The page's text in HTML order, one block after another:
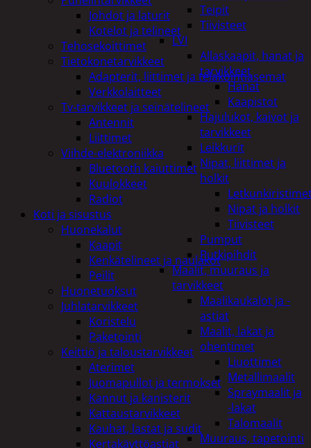
Teipit
Tiivisteet
LVI
Allaskaapit, hanat ja
tarvikkeet
Hanat
Kaapistot
Hajulukot, kaivot ja
tarvikkeet
Leikkurit
Nipat, liittimet ja
holkit
Nipat ja holkit
Tiivisteet
Pumput
Putkipihdit
Maalit, muuraus ja
tarvikkeet
Maalikaukalot ja -
astiat
Maalit, lakat ja
ohentimet
Liuottimet
Metallimaalit
Spraymaalit ja
-lakat
Talomaalit
Muuraus, tapetointi
Johdot ja laturit
Kotelot ja telineet
Tehosekoittimet
Tietokonetarvikkeet
Adapterit, liittimet ja telakointiasemat
Verkkolaitteet
Tv-tarvikkeet ja seinätelineet
Antennit
Liittimet
Viihde-elektroniikka
Bluetooth kaiuttimet
Kuulokkeet
Radiot
Koti ja sisustus
Huonekalut
Kaapit
Kenkätelineet ja naulakot
Peilit
Huonetuoksut
Juhlatarvikkeet
Koristelu
Paketointi
Keittiö ja taloustarvikkeet
Aterimet
Juomapullot ja termokset
Kannut ja kanisterit
Kattaustarvikkeet
Kauhat, lastat ja sudit
Kertakäyttöastiat